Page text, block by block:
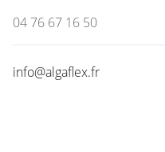
04 76 67 16 50
info@algaflex.fr